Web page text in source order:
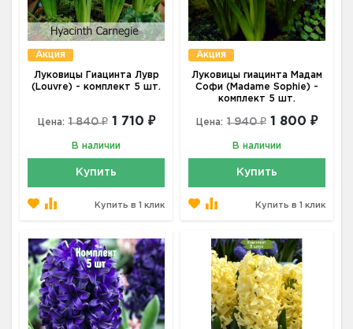
Акция
Луковицы Гиацинта Лувр
(Louvre) - комплект 5 шт.
Цена: 1 840 ₽ 1 710 ₽
В наличии
Купить
Купить в 1 клик
Акция
Луковицы гиацинта Мадам
Софи (Madame Sophie) -
комплект 5 шт.
Цена: 1 940 ₽ 1 800 ₽
В наличии
Купить
Купить в 1 клик